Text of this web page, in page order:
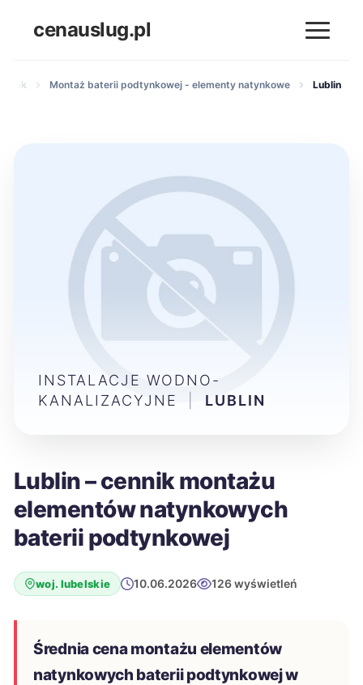
cenauslug.pl
Montaż baterii podtynkowej - elementy natynkowe Lublin
Lublin – cennik montażu
elementów natynkowych
baterii podtynkowej
woj. lubelskie 10.06.2026 126 wyświetleń
Średnia cena montażu elementów
natynkowych baterii podtynkowej w
INSTALACJE WODNO-
KANALIZACYJNE
LUBLIN